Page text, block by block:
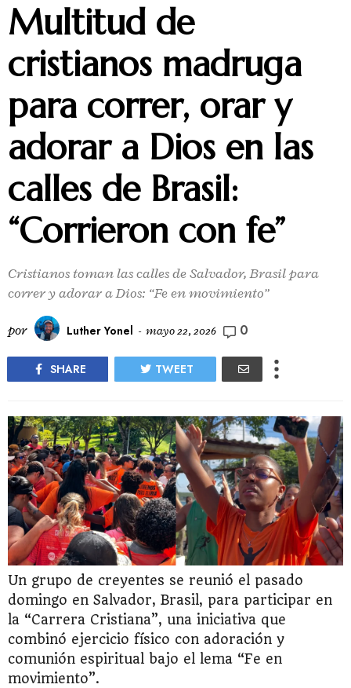
Multitud de
cristianos madruga
para correr, orar y
adorar a Dios en las
calles de Brasil:
“Corrieron con fe”
Cristianos toman las calles de Salvador, Brasil para
correr y adorar a Dios: “Fe en movimiento”
por Luther Yonel - mayo 22, 2026 0
SHARE TWEET
Un grupo de creyentes se reunió el pasado
domingo en Salvador, Brasil, para participar en
la “Carrera Cristiana”, una iniciativa que
combinó ejercicio físico con adoración y
comunión espiritual bajo el lema “Fe en
movimiento”.